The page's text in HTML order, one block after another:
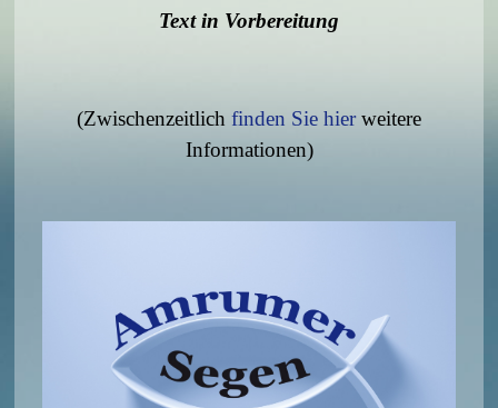
Text in Vorbereitung
(Zwischenzeitlich finden Sie hierweitere
Informationen)